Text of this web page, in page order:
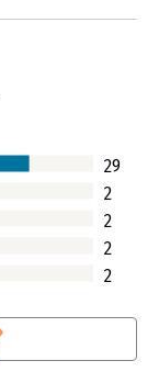
29
2
2
2
2